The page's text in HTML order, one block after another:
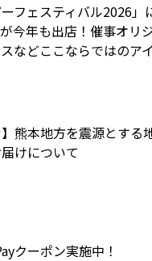
ーフェスティバル2026」
今年も出店！催事オリ
などここならではのア
】熊本地方を震源とする
けについて
クーポン実施中！